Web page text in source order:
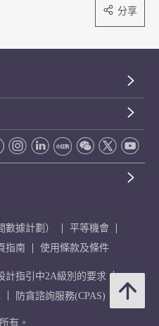
分享
據計劃）
平等機會
指南 使用條款及條件
計指引中2A級別的要求
防貪諮詢服務(CPAS)
有。